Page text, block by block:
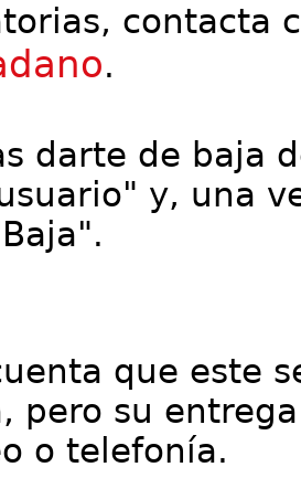
contacta
.
darte de baja
y, una
que este
pero su
o telefonía.